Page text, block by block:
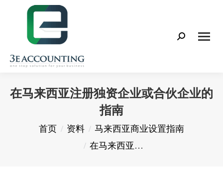
Search:
在马来西亚注册独资企业或合伙企业的
指南
您在这里：
首页 资料
马来西亚商业设置指南
在马来西亚…